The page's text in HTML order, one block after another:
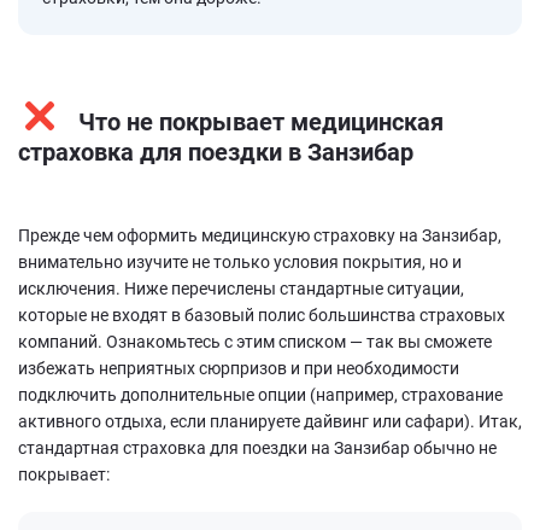
Что не покрывает медицинская
страховка для поездки в Занзибар
Прежде чем оформить медицинскую страховку на Занзибар,
внимательно изучите не только условия покрытия, но и
исключения. Ниже перечислены стандартные ситуации,
которые не входят в базовый полис большинства страховых
компаний. Ознакомьтесь с этим списком — так вы сможете
избежать неприятных сюрпризов и при необходимости
подключить дополнительные опции (например, страхование
активного отдыха, если планируете дайвинг или сафари). Итак,
стандартная страховка для поездки на Занзибар обычно не
покрывает: